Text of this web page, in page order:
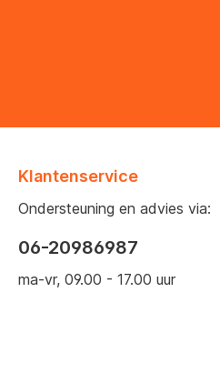
Klantenservice
Ondersteuning en advies via:
06-20986987
ma-vr, 09.00 - 17.00 uur